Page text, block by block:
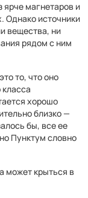
магнетаров и
Однако источники
вещества, ни
рядом с ним
то, что оно
хорошо
близко —
бы, все ее
Пунктум словно
может крыться в